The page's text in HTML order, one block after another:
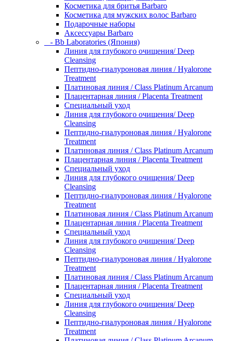
Косметика для бритья Barbaro
Косметика для мужских волос Barbaro
Подарочные наборы
Аксессуары Barbaro
- Bb Laboratories (Япония)
Линия для глубокого очищения/ Deep
Cleansing
Пептидно-гиалуроновая линия / Hyalorone
Treatment
Платиновая линия / Class Platinum Arcanum
Плацентарная линия / Placenta Treatment
Специальный уход
Линия для глубокого очищения/ Deep
Cleansing
Пептидно-гиалуроновая линия / Hyalorone
Treatment
Платиновая линия / Class Platinum Arcanum
Плацентарная линия / Placenta Treatment
Специальный уход
Линия для глубокого очищения/ Deep
Cleansing
Пептидно-гиалуроновая линия / Hyalorone
Treatment
Платиновая линия / Class Platinum Arcanum
Плацентарная линия / Placenta Treatment
Специальный уход
Линия для глубокого очищения/ Deep
Cleansing
Пептидно-гиалуроновая линия / Hyalorone
Treatment
Платиновая линия / Class Platinum Arcanum
Плацентарная линия / Placenta Treatment
Специальный уход
Линия для глубокого очищения/ Deep
Cleansing
Пептидно-гиалуроновая линия / Hyalorone
Treatment